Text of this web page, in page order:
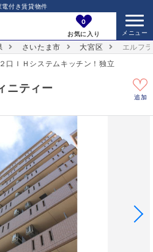
付き賃貸物件
0
お気に入り
さいたま市 大宮区
エルフ
口ＩＨシステムキッチン！独立
ニティー
追加